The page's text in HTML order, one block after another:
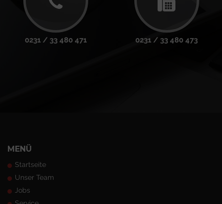
0231 / 33 480 471 0231 / 33 480 473
MENÜ
Startseite
Unser Team
Jobs